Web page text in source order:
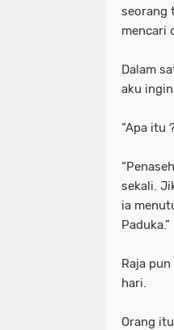
seorang
mencari
Dalam
aku
“Apa itu
sekali.
ia
Paduka.”
Raja
hari.
Orang